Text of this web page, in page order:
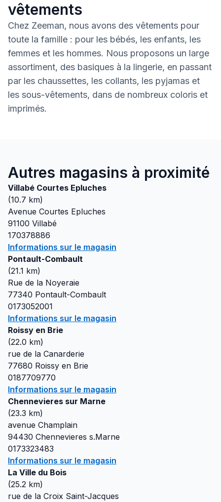
vêtements
Chez Zeeman, nous avons des vêtements pour
toute la famille : pour les bébés, les enfants, les
femmes et les hommes. Nous proposons un large
assortiment, des basiques à la lingerie, en passant
par les chaussettes, les collants, les pyjamas et
les sous-vêtements, dans de nombreux coloris et
imprimés.
Autres magasins à proximité
Villabé Courtes Epluches
(10.7 km)
Avenue Courtes Epluches
91100 Villabé
170378886
Informations sur le magasin
Pontault-Combault
(21.1 km)
Rue de la Noyeraie
77340 Pontault-Combault
0173052001
Informations sur le magasin
Roissy en Brie
(22.0 km)
rue de la Canarderie
77680 Roissy en Brie
0187709770
Informations sur le magasin
Chennevieres sur Marne
(23.3 km)
avenue Champlain
94430 Chennevieres s.Marne
0173323483
Informations sur le magasin
La Ville du Bois
(25.2 km)
rue de la Croix Saint-Jacques